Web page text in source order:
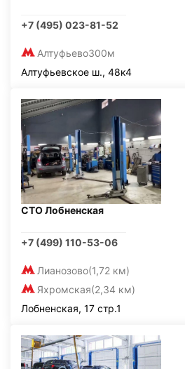
+7 (495) 023-81-52
Алтуфьево300м
Алтуфьевское ш., 48к4
СТО Лобненская
+7 (499) 110-53-06
Лианозово(1,72 км)
Яхромская(2,34 км)
Лобненская, 17 стр.1